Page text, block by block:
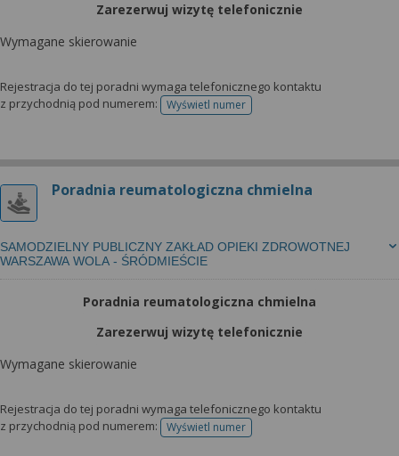
Zarezerwuj wizytę telefonicznie
Wymagane skierowanie
Rejestracja do tej poradni wymaga telefonicznego kontaktu
z przychodnią pod numerem:
Wyświetl numertelefonu do rejestracji
Poradnia reumatologiczna chmielna
SAMODZIELNY PUBLICZNY ZAKŁAD OPIEKI ZDROWOTNEJ
WARSZAWA WOLA - ŚRÓDMIEŚCIE
Poradnia reumatologiczna chmielna
Zarezerwuj wizytę telefonicznie
Wymagane skierowanie
Rejestracja do tej poradni wymaga telefonicznego kontaktu
z przychodnią pod numerem:
Wyświetl numertelefonu do rejestracji